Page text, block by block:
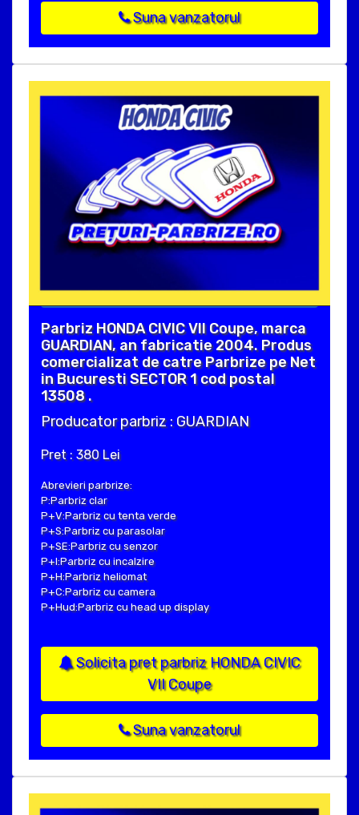
Suna vanzatorul
Parbriz HONDA CIVIC VII Coupe, marca
GUARDIAN, an fabricatie 2004. Produs
comercializat de catre Parbrize pe Net
in Bucuresti SECTOR 1 cod postal
13508 .
Producator parbriz : GUARDIAN
Pret : 380 Lei
Abrevieri parbrize:
P:Parbriz clar
P+V:Parbriz cu tenta verde
P+S:Parbriz cu parasolar
P+SE:Parbriz cu senzor
P+I:Parbriz cu incalzire
P+H:Parbriz heliomat
P+C:Parbriz cu camera
P+Hud:Parbriz cu head up display
Solicita pret parbriz HONDA CIVIC
VII Coupe
Suna vanzatorul